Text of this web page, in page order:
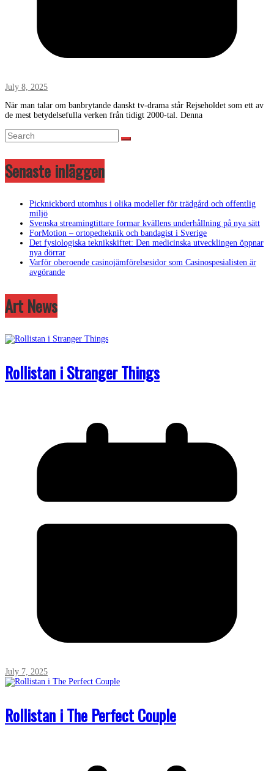
July 8, 2025
När man talar om banbrytande danskt tv-drama står Rejseholdet som ett av
de mest betydelsefulla verken från tidigt 2000-tal. Denna
Senaste inläggen
Picknickbord utomhus i olika modeller för trädgård och offentlig
miljö
Svenska streamingtittare formar kvällens underhållning på nya sätt
ForMotion – ortopedteknik och bandagist i Sverige
Det fysiologiska teknikskiftet: Den medicinska utvecklingen öppnar
nya dörrar
Varför oberoende casinojämförelsesidor som Casinospesialisten är
avgörande
Art News
Rollistan i Stranger Things
July 7, 2025
Rollistan i The Perfect Couple